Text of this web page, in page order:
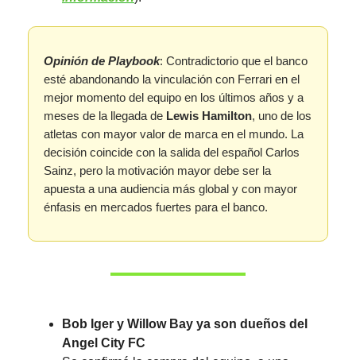
Opinión de Playbook: Contradictorio que el banco
esté abandonando la vinculación con Ferrari en el
mejor momento del equipo en los últimos años y a
meses de la llegada de Lewis Hamilton, uno de los
atletas con mayor valor de marca en el mundo. La
decisión coincide con la salida del español Carlos
Sainz, pero la motivación mayor debe ser la
apuesta a una audiencia más global y con mayor
énfasis en mercados fuertes para el banco.
Bob Iger y Willow Bay ya son dueños del
Angel City FC